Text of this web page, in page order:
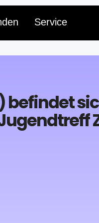
Service
befindet